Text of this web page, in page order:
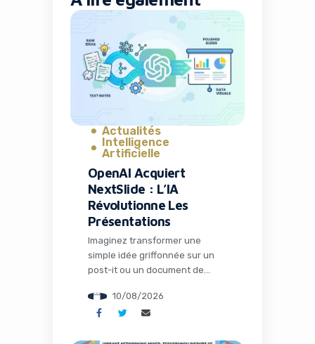
Actualités
Intelligence
Artificielle
OpenAI Acquiert
NextSlide : L’IA
Révolutionne Les
Présentations
Imaginez transformer une
simple idée griffonnée sur un
post-it ou un document de
présentation visuellement
époustouflante en quelques
10/08/2026